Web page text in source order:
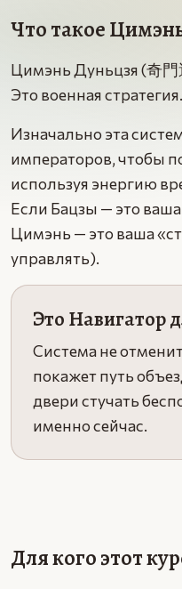
Что такое
Цимэнь Дуньцзя (奇門
Это военная стратегия.
Изначально эта
императоров, чтобы
используя энергию
Если Бацзы — это ваша
Цимэнь — это ваша
управлять).
Это Навигатор
Система не
покажет путь
двери стучать
именно сейчас.
Для кого этот